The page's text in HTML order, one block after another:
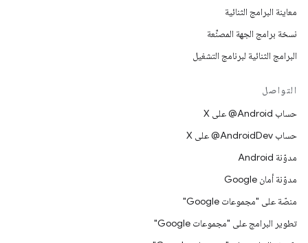
معاينة البرامج الثنائية
نسخة برامج الجهة المصنِّعة
البرامج الثنائية لبرنامج التشغيل
التواصل
حساب ‎@Android على X
حساب ‎@AndroidDev على X
مدوّنة Android
مدوّنة أمان Google
منصّة على "مجموعات Google"
تطوير البرامج على "مجموعات Google"